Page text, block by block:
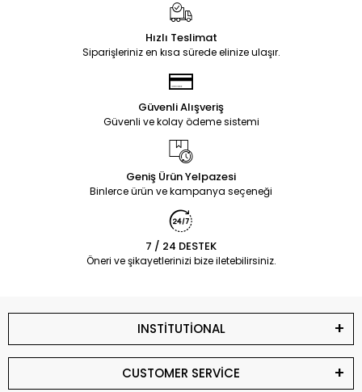
Hızlı Teslimat
Siparişleriniz en kısa sürede elinize ulaşır.
Güvenli Alışveriş
Güvenli ve kolay ödeme sistemi
Geniş Ürün Yelpazesi
Binlerce ürün ve kampanya seçeneği
7 / 24 DESTEK
Öneri ve şikayetlerinizi bize iletebilirsiniz.
INSTİTUTİONAL
CUSTOMER SERVİCE